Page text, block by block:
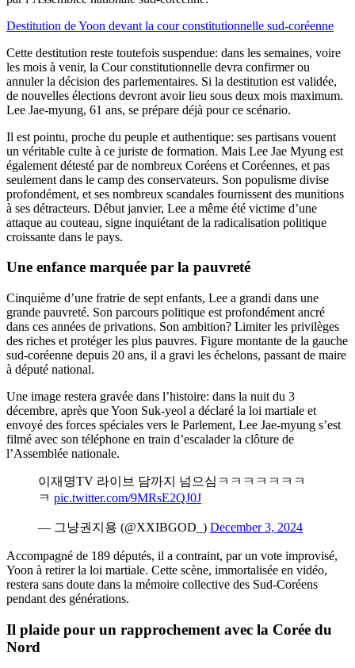
Destitution de Yoon devant la cour constitutionnelle sud-coréenne
Cette destitution reste toutefois suspendue: dans les semaines, voire
les mois à venir, la Cour constitutionnelle devra confirmer ou
annuler la décision des parlementaires. Si la destitution est validée,
de nouvelles élections devront avoir lieu sous deux mois maximum.
Lee Jae-myung, 61 ans, se prépare déjà pour ce scénario.
Il est pointu, proche du peuple et authentique: ses partisans vouent
un véritable culte à ce juriste de formation. Mais Lee Jae Myung est
également détesté par de nombreux Coréens et Coréennes, et pas
seulement dans le camp des conservateurs. Son populisme divise
profondément, et ses nombreux scandales fournissent des munitions
à ses détracteurs. Début janvier, Lee a même été victime d’une
attaque au couteau, signe inquiétant de la radicalisation politique
croissante dans le pays.
Une enfance marquée par la pauvreté
Cinquième d’une fratrie de sept enfants, Lee a grandi dans une
grande pauvreté. Son parcours politique est profondément ancré
dans ces années de privations. Son ambition? Limiter les privilèges
des riches et protéger les plus pauvres. Figure montante de la gauche
sud-coréenne depuis 20 ans, il a gravi les échelons, passant de maire
à député national.
Une image restera gravée dans l’histoire: dans la nuit du 3
décembre, après que Yoon Suk-yeol a déclaré la loi martiale et
envoyé des forces spéciales vers le Parlement, Lee Jae-myung s’est
filmé avec son téléphone en train d’escalader la clôture de
l’Assemblée nationale.
이재명TV 라이브 담까지 넘으심ㅋㅋㅋㅋㅋㅋㅋ
ㅋ pic.twitter.com/9MRsE2QJ0J
— 그냥권지용 (@XXIBGOD_) December 3, 2024
Accompagné de 189 députés, il a contraint, par un vote improvisé,
Yoon à retirer la loi martiale. Cette scène, immortalisée en vidéo,
restera sans doute dans la mémoire collective des Sud-Coréens
pendant des générations.
Il plaide pour un rapprochement avec la Corée du
Nord